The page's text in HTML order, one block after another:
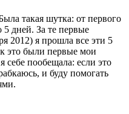
такая шутка: от первого
5 дней. За те первые
2012) я прошла все эти 5
это были первые мои
себе пообещала: если это
и буду помогать